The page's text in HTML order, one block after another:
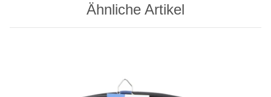
Ähnliche Artikel